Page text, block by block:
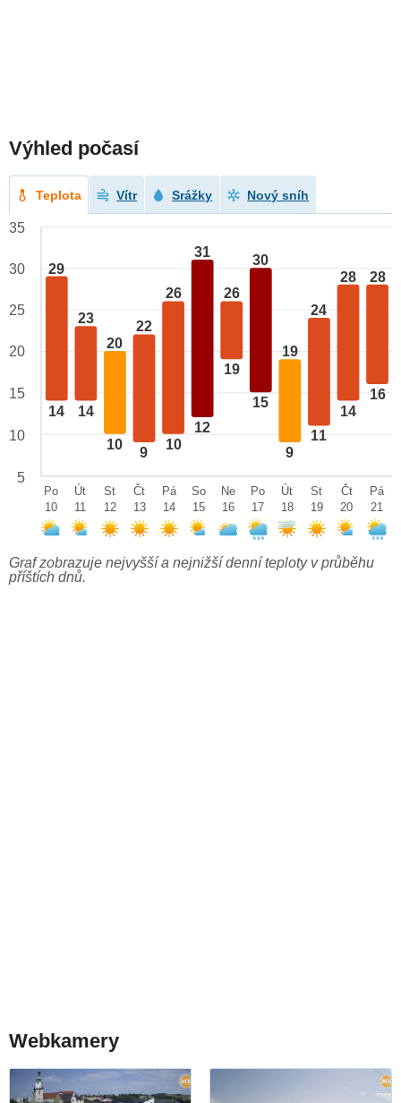
Výhled počasí
Teplota Vítr Srážky Nový sníh
29
14
23
14
20
10
22
9
26
10
31
12
26
19
30
15
19
9
24
11
28
14
28
16
35
30
25
20
15
10
5
Po
10
Út
11
St
12
Čt
13
Pá
14
So
15
Ne
16
Po
17
Út
18
St
19
Čt
20
Pá
21
Graf zobrazuje nejvyšší a nejnižší denní teploty v průběhu
příštích dnů.
Webkamery